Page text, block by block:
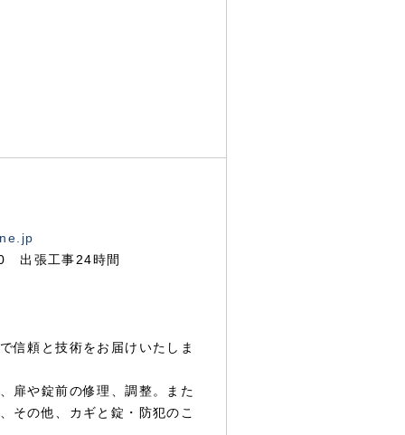
出張工事24時間
信頼と技術をお届けいたしま
扉や錠前の修理、調整。また
その他、カギと錠・防犯のこ